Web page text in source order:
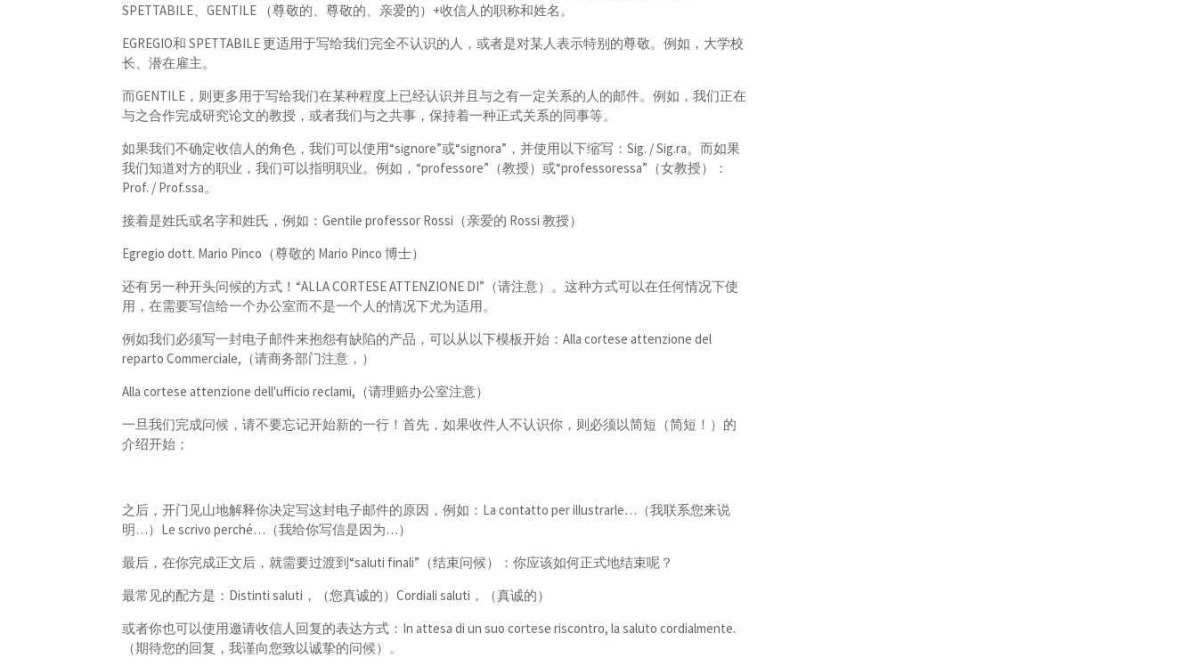
SPETTABILE、GENTILE （尊敬的、尊敬的、亲爱的）+收信人的职称和姓名。
EGREGIO和 SPETTABILE 更适用于写给我们完全不认识的人，或者是对某人表示特别的尊敬。例如，大学校
长、潜在雇主。
而GENTILE，则更多用于写给我们在某种程度上已经认识并且与之有一定关系的人的邮件。例如，我们正在
与之合作完成研究论文的教授，或者我们与之共事，保持着一种正式关系的同事等。
如果我们不确定收信人的角色，我们可以使用“signore”或“signora”，并使用以下缩写：Sig. / Sig.ra。而如果
我们知道对方的职业，我们可以指明职业。例如，“professore”（教授）或“professoressa”（女教授）：
Prof. / Prof.ssa。
接着是姓氏或名字和姓氏，例如：Gentile professor Rossi（亲爱的 Rossi 教授）
Egregio dott. Mario Pinco（尊敬的 Mario Pinco 博士）
还有另一种开头问候的方式！“ALLA CORTESE ATTENZIONE DI”（请注意）。这种方式可以在任何情况下使
用，在需要写信给一个办公室而不是一个人的情况下尤为适用。
例如我们必须写一封电子邮件来抱怨有缺陷的产品，可以从以下模板开始：Alla cortese attenzione del
reparto Commerciale,（请商务部门注意，）
Alla cortese attenzione dell'ufficio reclami,（请理赔办公室注意）
一旦我们完成问候，请不要忘记开始新的一行！首先，如果收件人不认识你，则必须以简短（简短！）的
介绍开始；
之后，开门见山地解释你决定写这封电子邮件的原因，例如：La contatto per illustrarle…（我联系您来说
明…）Le scrivo perché…（我给你写信是因为…）
最后，在你完成正文后，就需要过渡到“saluti finali”（结束问候）：你应该如何正式地结束呢？
最常见的配方是：Distinti saluti，（您真诚的）Cordiali saluti，（真诚的）
或者你也可以使用邀请收信人回复的表达方式：In attesa di un suo cortese riscontro, la saluto cordialmente.
（期待您的回复，我谨向您致以诚挚的问候）。